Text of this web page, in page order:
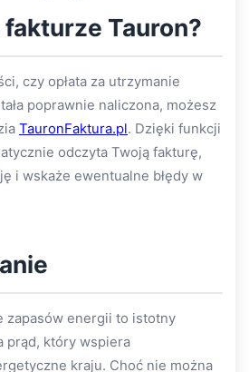
Tauron?
czy opłata za utrzymanie
poprawnie naliczona, możesz
TauronFaktura.pl. Dzięki funkcji
odczyta Twoją fakturę,
i wskaże ewentualne błędy w
zapasów energii to istotny
prąd, który wspiera
kraju. Choć nie można